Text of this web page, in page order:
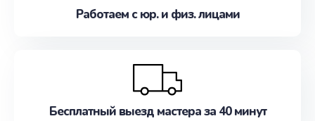
Работаем с юр. и физ. лицами
Бесплатный выезд мастера за 40 минут